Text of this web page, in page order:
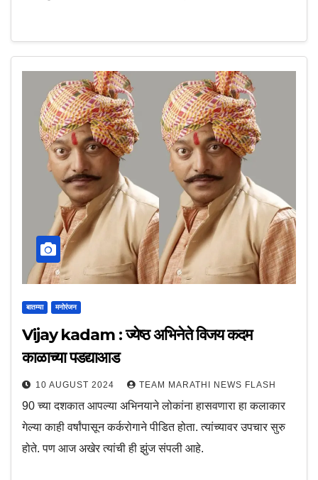
बातम्या मनोरंजन
Vijay kadam : ज्येष्ठ अभिनेते विजय कदम
काळाच्या पडद्याआड
10 AUGUST 2024 TEAM MARATHI NEWS FLASH
90 च्या दशकात आपल्या अभिनयाने लोकांना हासवणारा हा कलाकार
गेल्या काही वर्षांपासून कर्करोगाने पीडित होता. त्यांच्यावर उपचार सुरु
होते. पण आज अखेर त्यांची ही झुंज संपली आहे.